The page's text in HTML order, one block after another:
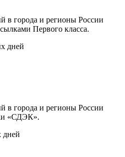
в города и регионы России
Первого класса.
дней
в города и регионы России
«СДЭК».
дней